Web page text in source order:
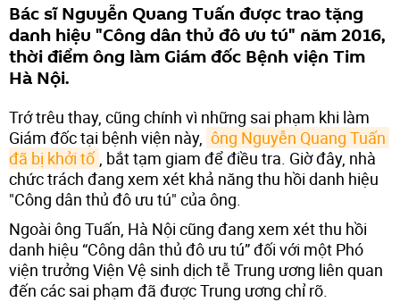
Bác sĩ Nguyễn Quang Tuấn được trao tặng
danh hiệu "Công dân thủ đô ưu tú" năm 2016,
thời điểm ông làm Giám đốc Bệnh viện Tim
Hà Nội.
Trớ trêu thay, cũng chính vì những sai phạm khi làm
Giám đốc tại bệnh viện này, ông Nguyễn Quang Tuấn
đã bị khởi tố , bắt tạm giam để điều tra. Giờ đây, nhà
chức trách đang xem xét khả năng thu hồi danh hiệu
"Công dân thủ đô ưu tú" của ông.
Ngoài ông Tuấn, Hà Nội cũng đang xem xét thu hồi
danh hiệu “Công dân thủ đô ưu tú” đối với một Phó
viện trưởng Viện Vệ sinh dịch tễ Trung ương liên quan
đến các sai phạm đã được Trung ương chỉ rõ.